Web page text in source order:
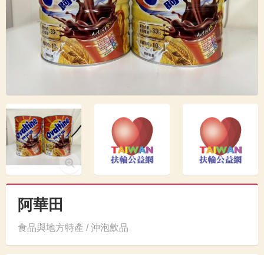
阿華田
食品與地方特產 / 沖泡飲品